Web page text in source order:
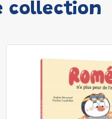
collection